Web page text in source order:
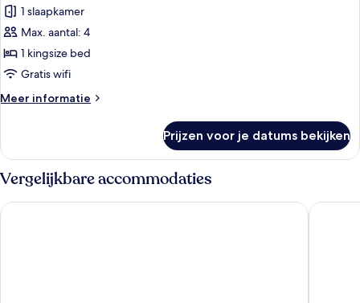
op
tuin
slaapkamer,
balkon,
uitzicht
tuin
1 slaapkamer
Max. aantal: 4
1 kingsize bed
Gratis wifi
Meer informatie
Meer
1
slaapkamer,
balkon,
op
Prijzen voor je datums bekijken
Vergelijkbare accommodaties
Phuket Marriott Resort and Spa, Nai Yang Beach JW